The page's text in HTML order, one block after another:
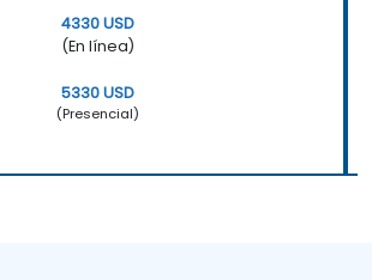
4330 USD
(En línea)
5330 USD
(Presencial)